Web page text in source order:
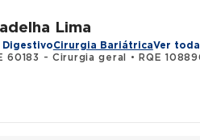
Lima
Cirurgia BariátricaVer
60183 - Cirurgia geral •
RQE 108890 - Cirurgia do aparelho